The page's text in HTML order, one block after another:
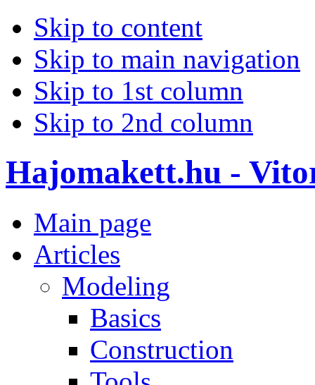
Skip to content
Skip to main navigation
Skip to 1st column
Skip to 2nd column
Hajomakett.hu -
Main page
Articles
Modeling
Basics
Construction